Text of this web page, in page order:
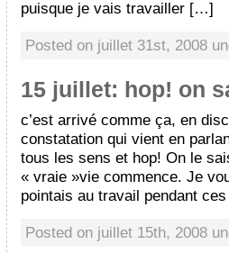
puisque je vais travailler […]
Posted on juillet 31st, 2008
15 juillet: hop! on
c’est arrivé comme ça, en
constatation qui vient en
tous les sens et hop! On le
« vraie »vie commence. Je
pointais au travail pendant
Posted on juillet 15th, 2008